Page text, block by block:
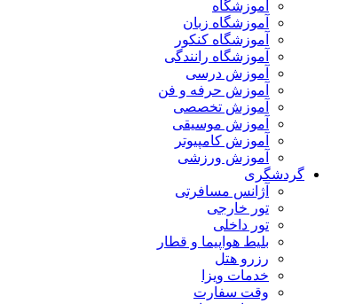
آموزشگاه
آموزشگاه زبان
آموزشگاه کنکور
آموزشگاه رانندگی
آموزش درسی
آموزش حرفه و فن
آموزش تخصصی
آموزش موسیقی
آموزش کامپیوتر
آموزش ورزشی
گردشگری
آژانس مسافرتی
تور خارجی
تور داخلی
بلیط هواپیما و قطار
رزرو هتل
خدمات ویزا
وقت سفارت